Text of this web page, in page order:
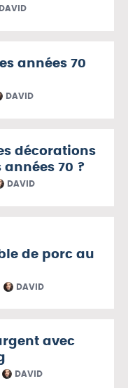
DAVID
années 70
DAVID
décorations
70 ?
DAVID
de porc au
DAVID
avec
DAVID